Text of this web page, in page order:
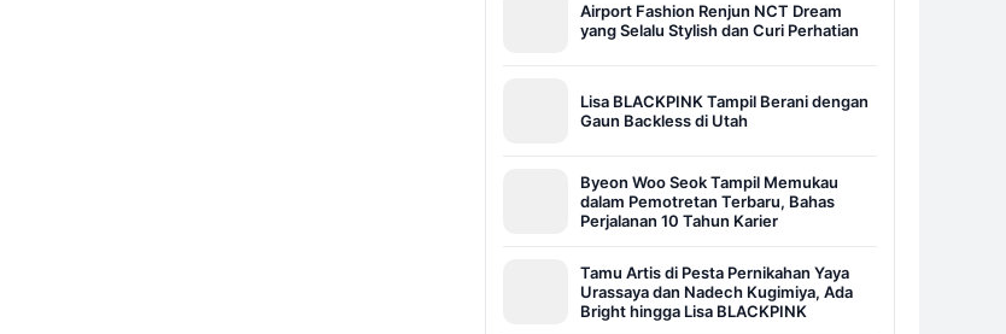
Airport Fashion Renjun NCT Dream
yang Selalu Stylish dan Curi Perhatian
Lisa BLACKPINK Tampil Berani dengan
Gaun Backless di Utah
Byeon Woo Seok Tampil Memukau
dalam Pemotretan Terbaru, Bahas
Perjalanan 10 Tahun Karier
Tamu Artis di Pesta Pernikahan Yaya
Urassaya dan Nadech Kugimiya, Ada
Bright hingga Lisa BLACKPINK